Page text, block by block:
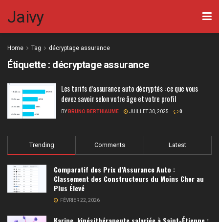
Jaivy
Home Tag décryptage assurance
Étiquette : décryptage assurance
Les tarifs d’assurance auto décryptés : ce que vous
devez savoir selon votre âge et votre profil
BY BRUNO BERTHIAUME JUILLET 30, 2025 0
Trending Comments Latest
Comparatif des Prix d’Assurance Auto :
Classement des Constructeurs du Moins Cher au
Plus Élevé
FÉVRIER 22, 2026